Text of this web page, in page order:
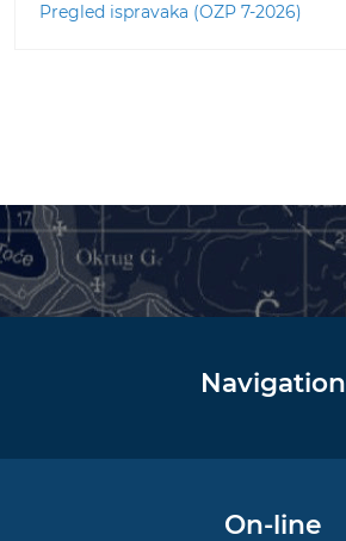
Pregled ispravaka (OZP 7-2026)
Navigation
On-line